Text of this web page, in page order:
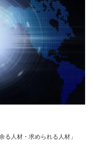
る人材・求められる人材」